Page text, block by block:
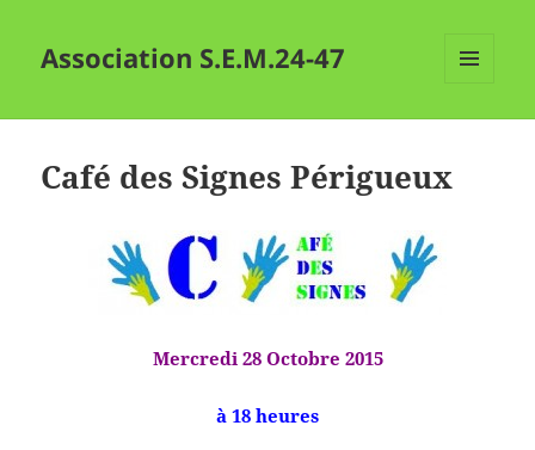
Association S.E.M.24-47
Café des Signes Périgueux
Mercredi 28 Octobre 2015
à 18 heures